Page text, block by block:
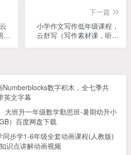
训
下一篇
小学作文写作低年级课程，
云舒写（写作素材课，听完
Numberblocks数字积木，全七季共
英文字幕
大班升一年级数学勤思班-暑期幼升小
）百度网盘下载
同步学1-6年级全套动画课程(人教版)
识点讲解动画视频